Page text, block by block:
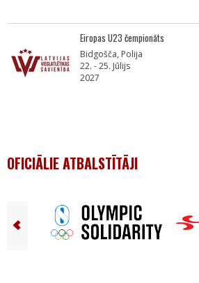
Eiropas U23 čempionāts
Bidgošča, Polija
22. - 25. Jūlijs
2027
OFICIĀLIE ATBALSTĪTĀJI